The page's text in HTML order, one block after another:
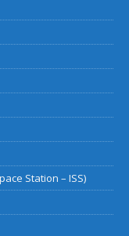
Station – ISS)